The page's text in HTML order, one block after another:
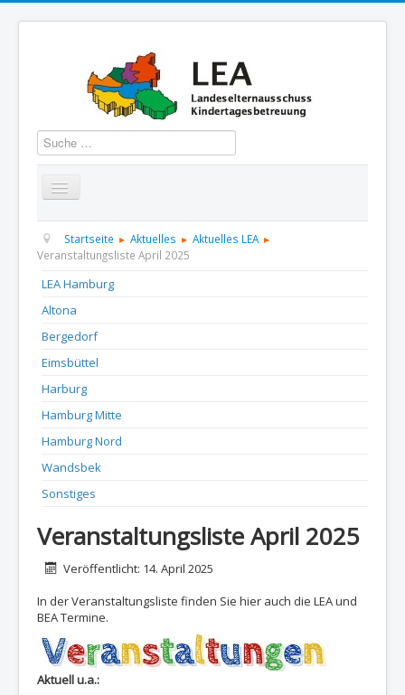
Suchen
Startseite Über uns Aktuelles
Informationen
Kontakt
Startseite Aktuelles
Aktuelles LEA
Veranstaltungsliste April 2025
LEA Hamburg
Altona
Bergedorf
Eimsbüttel
Harburg
Hamburg Mitte
Hamburg Nord
Wandsbek
Sonstiges
Veranstaltungsliste April 2025
DetailsVeröffentlicht: 14. April 2025
In der Veranstaltungsliste finden Sie hier auch die LEA und
BEA Termine.
Aktuell u.a.: